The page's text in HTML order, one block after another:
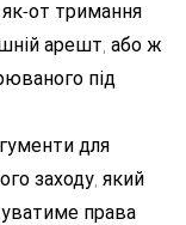
як-от тримання
арешт, або ж
під
для
заходу, який
права